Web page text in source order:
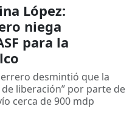
López:
niega
para la
desmintió que la
liberación” por parte de
cerca de 900 mdp